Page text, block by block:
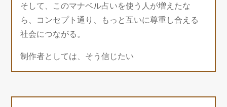
そして、このマナベル占いを使う人が増えたな
ら、コンセプト通り、もっと互いに尊重し合える
社会につながる。
制作者としては、そう信じたい